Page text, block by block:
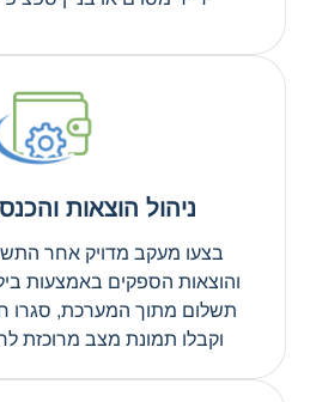
ניהול הוצאות
בצעו מעקב מדויק אחר
והוצאות הספקים באמצעות
תשלום מתוך המערכת, סגרו
וקבלו תמונת מצב מרוכזת